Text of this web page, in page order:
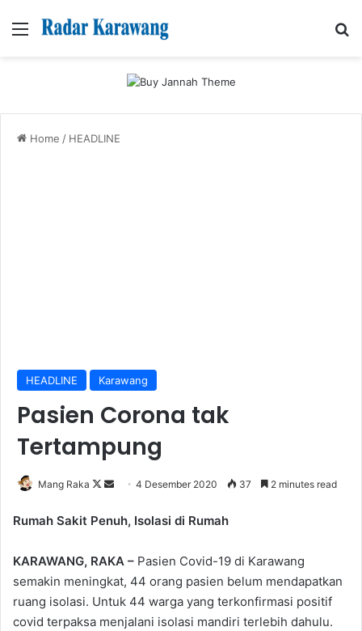
Menu
Home / HEADLINE
HEADLINE Karawang
Pasien Corona tak
Tertampung
Mang Raka
Follow
X
Send
email
4 Desember 2020 37 2 minutes read
Rumah Sakit Penuh, Isolasi di Rumah
KARAWANG, RAKA – Pasien Covid-19 di Karawang
semakin meningkat, 44 orang pasien belum mendapatkan
ruang isolasi. Untuk 44 warga yang terkonfirmasi positif
covid terpaksa menjalani isolasi mandiri terlebih dahulu.